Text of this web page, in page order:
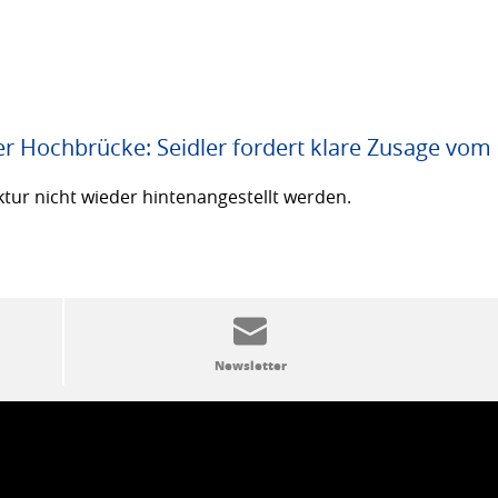
Hochbrücke: Seidler fordert klare Zusage vom
nicht wieder hintenangestellt werden.